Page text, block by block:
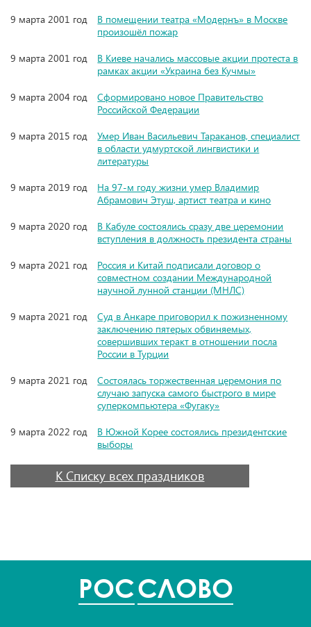
9 марта 2001 год
В помещении театра «Модернъ» в Москве
произошёл пожар
9 марта 2001 год
В Киеве начались массовые акции протеста в
рамках акции «Украина без Кучмы»
9 марта 2004 год
Сформировано новое Правительство
Российской Федерации
9 марта 2015 год
Умер Иван Васильевич Тараканов, специалист
в области удмуртской лингвистики и
литературы
9 марта 2019 год
На 97-м году жизни умер Владимир
Абрамович Этуш, артист театра и кино
9 марта 2020 год
В Кабуле состоялись сразу две церемонии
вступления в должность президента страны
9 марта 2021 год
Россия и Китай подписали договор о
совместном создании Международной
научной лунной станции (МНЛС)
9 марта 2021 год
Суд в Анкаре приговорил к пожизненному
заключению пятерых обвиняемых,
совершивших теракт в отношении посла
России в Турции
9 марта 2021 год
Состоялась торжественная церемония по
случаю запуска самого быстрого в мире
суперкомпьютера «Фугаку»
9 марта 2022 год
В Южной Корее состоялись президентские
выборы
К Списку всех праздников
POCСЛОВО